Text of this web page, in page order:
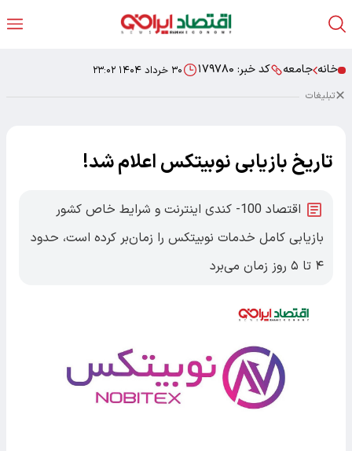
خانه جامعه کد خبر: ۱۷۹۷۸۰ ۳۰ خرداد ۱۴۰۴ ۲۳:۰۲
تبلیغات
تاریخ بازیابی نوبیتکس اعلام شد!
اقتصاد 100- کندی اینترنت و شرایط خاص کشور
بازیابی کامل خدمات نوبیتکس را زمان‌بر کرده است، حدود
۴ تا ۵ روز زمان می‌برد